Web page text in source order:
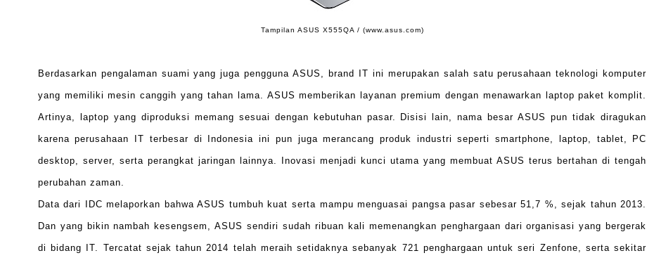
Tampilan ASUS X555QA / (www.asus.com)
Berdasarkan pengalaman suami yang juga pengguna ASUS, brand IT ini merupakan salah satu perusahaan teknologi komputer
yang memiliki mesin canggih yang tahan lama. ASUS memberikan layanan premium dengan menawarkan laptop paket komplit.
Artinya, laptop yang diproduksi memang sesuai dengan kebutuhan pasar. Disisi lain, nama besar ASUS pun tidak diragukan
karena perusahaan IT terbesar di Indonesia ini pun juga merancang produk industri seperti smartphone, laptop, tablet, PC
desktop, server, serta perangkat jaringan lainnya. Inovasi menjadi kunci utama yang membuat ASUS terus bertahan di tengah
perubahan zaman.
Data dari IDC melaporkan bahwa ASUS tumbuh kuat serta mampu menguasai pangsa pasar sebesar 51,7 %, sejak tahun 2013.
Dan yang bikin nambah kesengsem, ASUS sendiri sudah ribuan kali memenangkan penghargaan dari organisasi yang bergerak
di bidang IT. Tercatat sejak tahun 2014 telah meraih setidaknya sebanyak 721 penghargaan untuk seri Zenfone, serta sekitar